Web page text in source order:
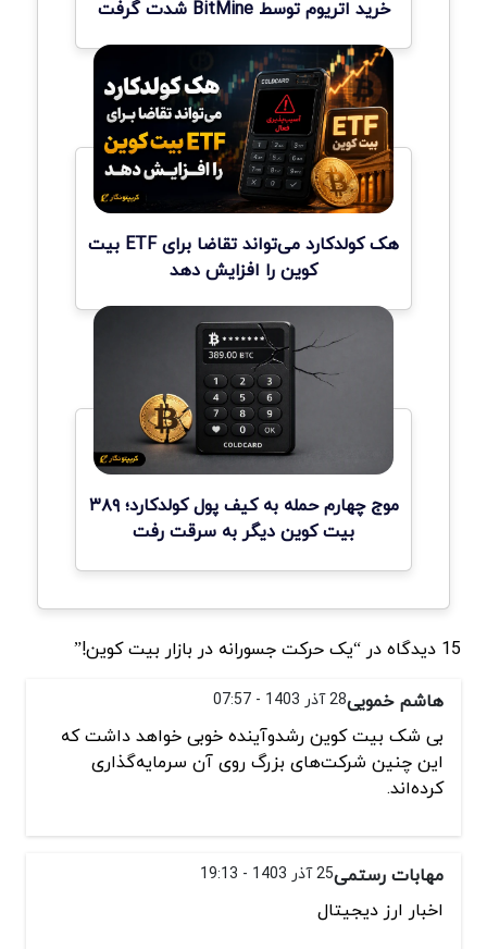
خرید اتریوم توسط BitMine شدت گرفت
هک کولدکارد می‌تواند تقاضا برای ETF بیت
کوین را افزایش دهد
موج چهارم حمله به کیف پول کولدکارد؛ ۳۸۹
بیت کوین دیگر به سرقت رفت
15 دیدگاه در “یک حرکت جسورانه در بازار بیت کوین!”
هاشم خمویی28 آذر 1403 - 07:57
بی شک بیت کوین رشدوآینده خوبی خواهد داشت که
این چنین شرکت‌های بزرگ روی آن سرمایه‌گذاری
کرده‌اند.
مهابات رستمی25 آذر 1403 - 19:13
اخبار ارز دیجیتال